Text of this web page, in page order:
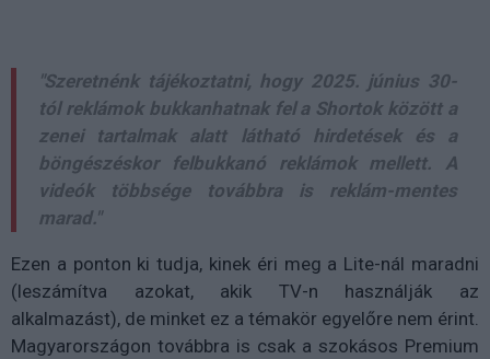
"Szeretnénk tájékoztatni, hogy 2025. június 30-
tól reklámok bukkanhatnak fel a Shortok között a
zenei tartalmak alatt látható hirdetések és a
böngészéskor felbukkanó reklámok mellett. A
videók többsége továbbra is reklám-mentes
marad."
Ezen a ponton ki tudja, kinek éri meg a Lite-nál maradni
(leszámítva azokat, akik TV-n használják az
alkalmazást), de minket ez a témakör egyelőre nem érint.
Magyarországon továbbra is csak a szokásos Premium